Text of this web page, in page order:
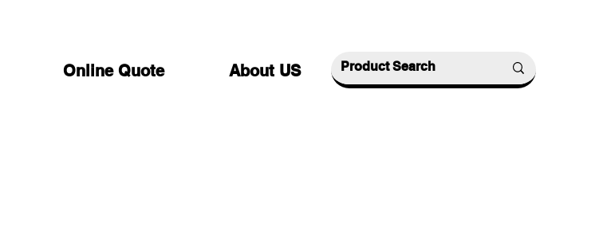
Online Quote About US